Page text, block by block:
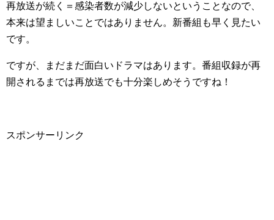
再放送が続く＝感染者数が減少しないということなので、
本来は望ましいことではありません。新番組も早く見たい
です。
ですが、まだまだ面白いドラマはあります。番組収録が再
開されるまでは再放送でも十分楽しめそうですね！
スポンサーリンク